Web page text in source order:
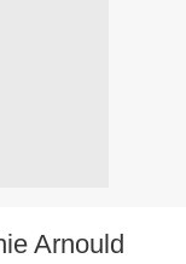
Arnould